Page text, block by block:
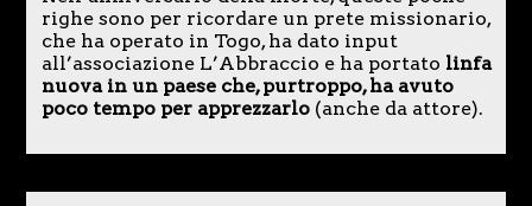
righe sono per ricordare un prete missionario,
che ha operato in Togo, ha dato input
all’associazione L’Abbraccio e ha portato linfa
nuova in un paese che, purtroppo, ha avuto
poco tempo per apprezzarlo(anche da attore).